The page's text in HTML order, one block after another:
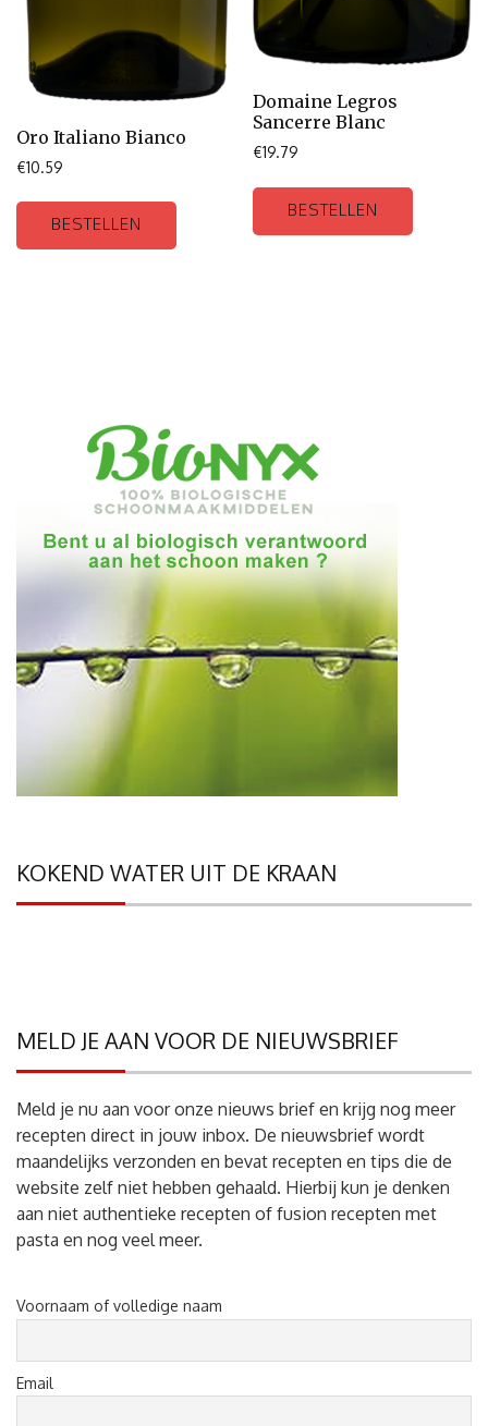
Oro Italiano Bianco
€10.59
BESTELLEN
Domaine Legros
Sancerre Blanc
€19.79
BESTELLEN
KOKEND WATER UIT DE KRAAN
MELD JE AAN VOOR DE NIEUWSBRIEF
Meld je nu aan voor onze nieuws brief en krijg nog meer
recepten direct in jouw inbox. De nieuwsbrief wordt
maandelijks verzonden en bevat recepten en tips die de
website zelf niet hebben gehaald. Hierbij kun je denken
aan niet authentieke recepten of fusion recepten met
pasta en nog veel meer.
Voornaam of volledige naam
Email